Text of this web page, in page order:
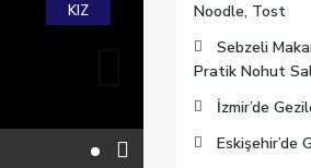
KIZ
Noodle, Tost
Sebzeli
Pratik Nohut
İzmir’de
Eskişehir’de